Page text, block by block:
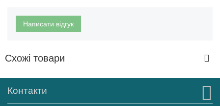
Написати відгук
Схожі товари
Контакти